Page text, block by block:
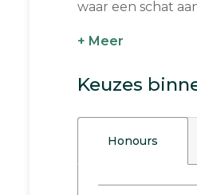
waar een schat
+ Meer
Keuzes
Honours